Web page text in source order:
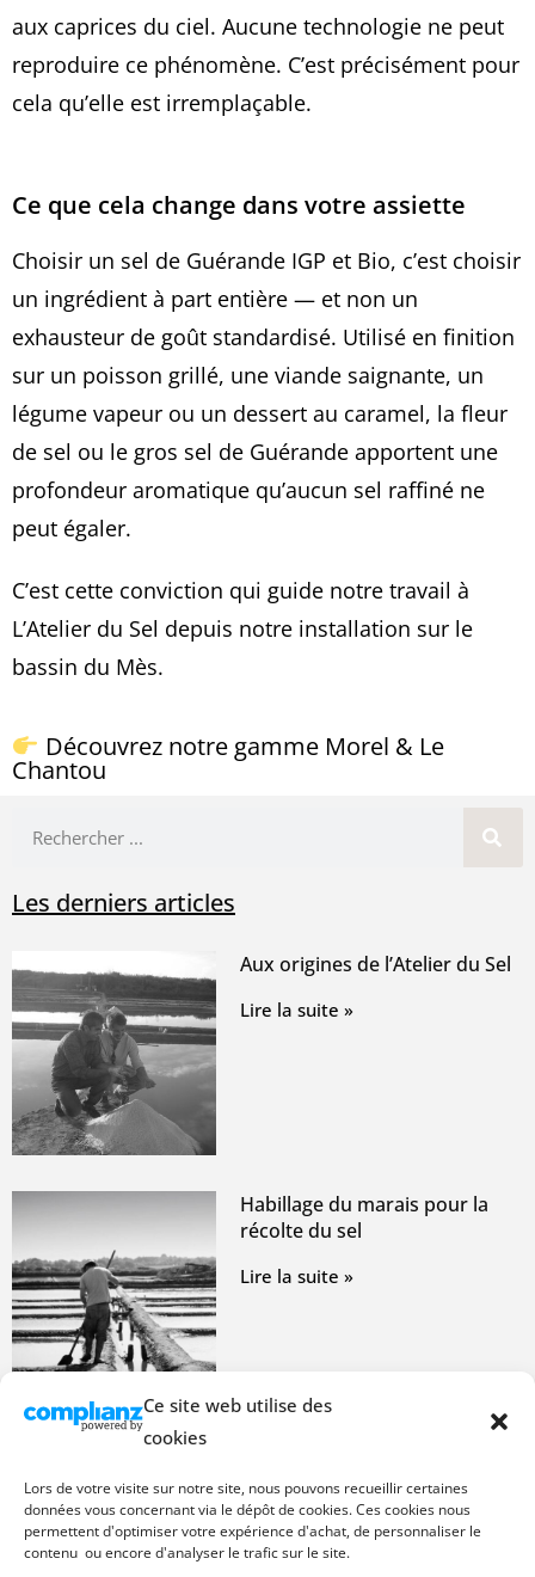
Ce site web utilise des
cookies
Lors de votre visite sur notre site, nous pouvons recueillir certaines
données vous concernant via le dépôt de cookies. Ces cookies nous
permettent d'optimiser votre expérience d'achat, de personnaliser le
contenu ou encore d'analyser le trafic sur le site.
aux caprices du ciel. Aucune technologie ne peut
reproduire ce phénomène. C’est précisément pour
cela qu’elle est irremplaçable.
Ce que cela change dans votre assiette
Choisir un sel de Guérande IGP et Bio, c’est choisir
un ingrédient à part entière — et non un
exhausteur de goût standardisé. Utilisé en finition
sur un poisson grillé, une viande saignante, un
légume vapeur ou un dessert au caramel, la fleur
de sel ou le gros sel de Guérande apportent une
profondeur aromatique qu’aucun sel raffiné ne
peut égaler.
C’est cette conviction qui guide notre travail à
L’Atelier du Sel depuis notre installation sur le
bassin du Mès.
Découvrez notre gamme Morel & Le
Chantou
Les derniers articles
Aux origines de l’Atelier du Sel
Lire la suite »
Habillage du marais pour la
récolte du sel
Lire la suite »
Lire la suite »